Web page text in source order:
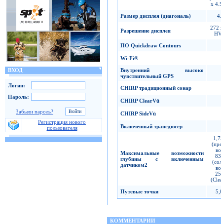
ВХОД
Логин:
Пароль:
Забыли пароль?
Регистрация нового
пользователя
x
Размер дисплея (диагональ)
Разрешение дисплея
272
ПО Quickdraw Contours
Wi-Fi®
Внутренний высоко
чувствительный GPS
CHIRPтрадиционный сонар
CHIRP ClearVü
CHIRP SideVü
Включенный трансдюсер
Максимальные возможности
глубины с включенным
датчиком2
Путевые точки
КОММЕНТАРИИ